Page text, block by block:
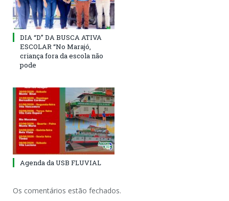
DIA “D” DA BUSCA ATIVA
ESCOLAR “No Marajó,
criança fora da escola não
pode
Agenda da USB FLUVIAL
Os comentários estão fechados.